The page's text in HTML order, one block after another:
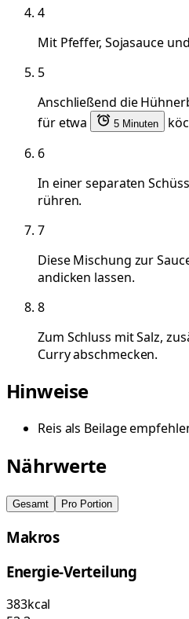
4
Mit Pfeffer, Sojasauce
5
Anschließend die
für etwa
5 Minuten
6
In einer separaten
rühren.
7
Diese Mischung zur
andicken lassen.
8
Zum Schluss mit Salz,
Curry abschmecken.
Hinweise
Reis als Beilage
Nährwerte
Gesamt Pro Portion
Makros
Energie-Verteilung
383kcal